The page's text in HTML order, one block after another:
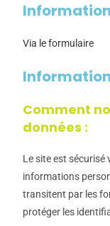
Via le formulaire
Comment
données :
Le site est
informations
transitent par les
protéger les